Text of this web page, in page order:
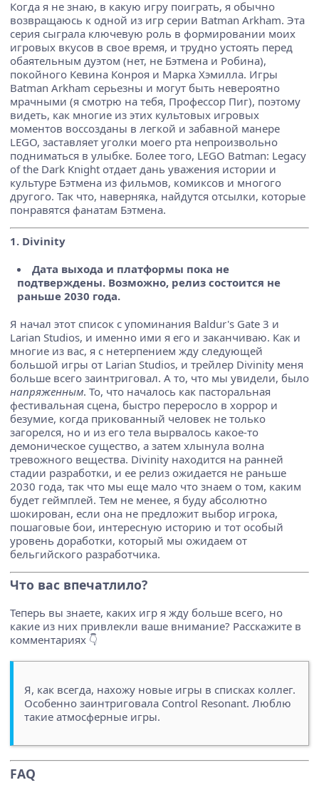
Когда я не знаю, в какую игру поиграть, я обычно
возвращаюсь к одной из игр серии Batman Arkham. Эта
серия сыграла ключевую роль в формировании моих
игровых вкусов в свое время, и трудно устоять перед
обаятельным дуэтом (нет, не Бэтмена и Робина),
покойного Кевина Конроя и Марка Хэмилла. Игры
Batman Arkham серьезны и могут быть невероятно
мрачными (я смотрю на тебя, Профессор Пиг), поэтому
видеть, как многие из этих культовых игровых
моментов воссозданы в легкой и забавной манере
LEGO, заставляет уголки моего рта непроизвольно
подниматься в улыбке. Более того, LEGO Batman: Legacy
of the Dark Knight отдает дань уважения истории и
культуре Бэтмена из фильмов, комиксов и многого
другого. Так что, наверняка, найдутся отсылки, которые
понравятся фанатам Бэтмена.
1. Divinity
Дата выхода и платформы пока не
подтверждены. Возможно, релиз состоится не
раньше 2030 года.
Я начал этот список с упоминания Baldur's Gate 3 и
Larian Studios, и именно ими я его и заканчиваю. Как и
многие из вас, я с нетерпением жду следующей
большой игры от Larian Studios, и трейлер Divinity меня
больше всего заинтриговал. А то, что мы увидели, было
напряженным. То, что началось как пасторальная
фестивальная сцена, быстро переросло в хоррор и
безумие, когда прикованный человек не только
загорелся, но и из его тела вырвалось какое-то
демоническое существо, а затем хлынула волна
тревожного вещества. Divinity находится на ранней
стадии разработки, и ее релиз ожидается не раньше
2030 года, так что мы еще мало что знаем о том, каким
будет геймплей. Тем не менее, я буду абсолютно
шокирован, если она не предложит выбор игрока,
пошаговые бои, интересную историю и тот особый
уровень доработки, который мы ожидаем от
бельгийского разработчика.
Что вас впечатлило?
Теперь вы знаете, каких игр я жду больше всего, но
какие из них привлекли ваше внимание? Расскажите в
комментариях 👇
Я, как всегда, нахожу новые игры в списках коллег.
Особенно заинтриговала Control Resonant. Люблю
такие атмосферные игры.
FAQ